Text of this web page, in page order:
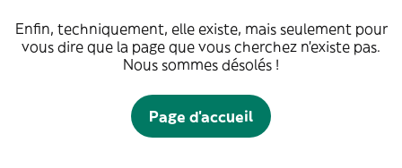
Enfin, techniquement, elle existe, mais seulement pour
vous dire que la page que vous cherchez n'existe pas.
Nous sommes désolés !
Page d'accueil